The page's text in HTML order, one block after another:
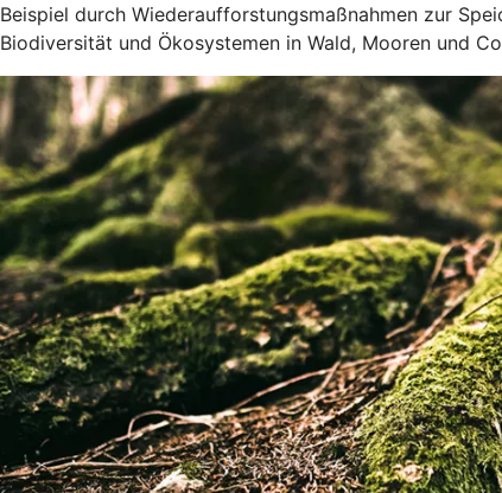
Beispiel durch Wiederaufforstungsmaßnahmen zur
Biodiversität und Ökosystemen in Wald, Mooren und